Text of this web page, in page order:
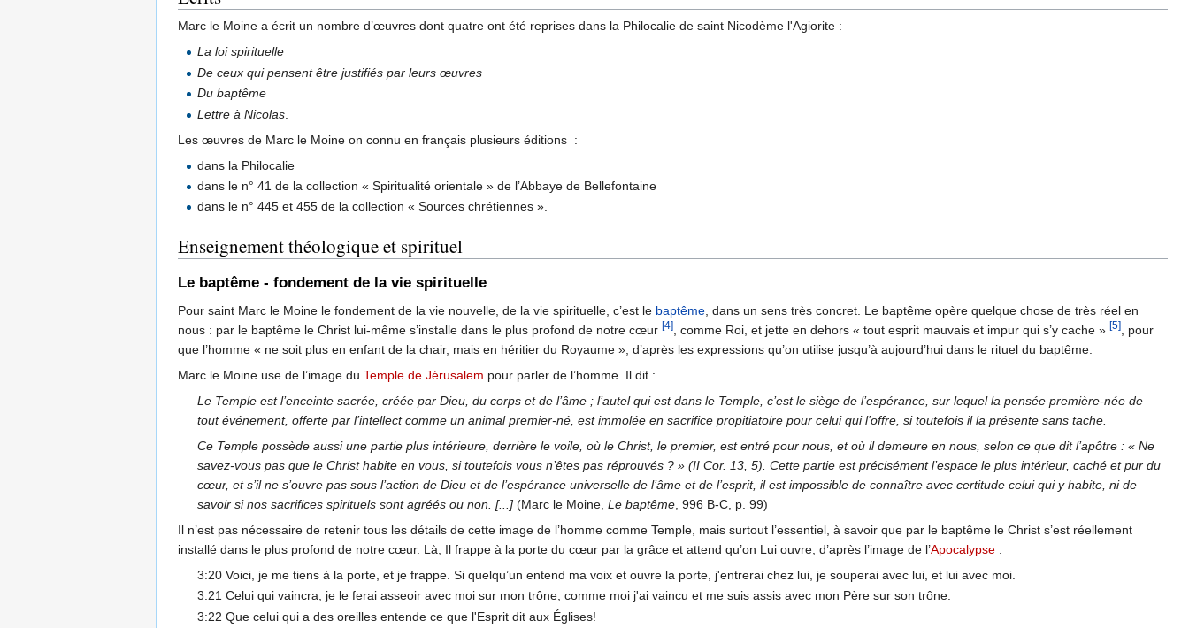
Marc le Moine a écrit un nombre d’œuvres dont quatre ont été reprises dans la Philocalie de saint Nicodème l'Agiorite :
La loi spirituelle
De ceux qui pensent être justifiés par leurs œuvres
Du baptême
Lettre à Nicolas
Les œuvres de Marc le Moine on connu en français plusieurs éditions :
dans la Philocalie
dans le n° 41 de la collection « Spiritualité orientale » de l’Abbaye de Bellefontaine
dans le n° 445 et 455 de la collection « Sources chrétiennes ».
Enseignement théologique et spirituel
Le baptême - fondement de la vie spirituelle
Pour saint Marc le Moine le fondement de la vie nouvelle, de la vie spirituelle, c’est le baptême , dans un sens très concret. Le baptême opère quelque chose de très réel en
nous : par le baptême le Christ lui-même s’installe dans le plus profond de notre cœur [4] , comme Roi, et jette en dehors « tout esprit mauvais et impur qui s’y cache » [5]
, pour
que l’homme « ne soit plus en enfant de la chair, mais en héritier du Royaume », d’après les expressions qu’on utilise jusqu’à aujourd’hui dans le rituel du baptême.
Marc le Moine use de l’image du Temple de Jérusalem pour parler de l’homme. Il dit :
Le Temple est l’enceinte sacrée, créée par Dieu, du corps et de l’âme ; l’autel qui est dans le Temple, c’est le siège de l’espérance, sur lequel la pensée première-née de
tout événement, offerte par l’intellect comme un animal premier-né, est immolée en sacrifice propitiatoire pour celui qui l’offre, si toutefois il la présente sans tache.
Ce Temple possède aussi une partie plus intérieure, derrière le voile, où le Christ, le premier, est entré pour nous, et où il demeure en nous, selon ce que dit l’apôtre : « Ne
savez-vous pas que le Christ habite en vous, si toutefois vous n’êtes pas réprouvés ? » (II Cor. 13, 5). Cette partie est précisément l’espace le plus intérieur, caché et pur du
cœur, et s’il ne s’ouvre pas sous l’action de Dieu et de l’espérance universelle de l’âme et de l’esprit, il est impossible de connaître avec certitude celui qui y habite, ni de
savoir si nos sacrifices spirituels sont agréés ou non. [...] (Marc le Moine,Le baptême , 996 B-C, p. 99)
Il n’est pas nécessaire de retenir tous les détails de cette image de l’homme comme Temple, mais surtout l’essentiel, à savoir que par le baptême le Christ s’est réellement
installé dans le plus profond de notre cœur. Là, Il frappe à la porte du cœur par la grâce et attend qu’on Lui ouvre, d’après l’image de l’Apocalypse :
3:20 Voici, je me tiens à la porte, et je frappe. Si quelqu’un entend ma voix et ouvre la porte, j'entrerai chez lui, je souperai avec lui, et lui avec moi.
3:21 Celui qui vaincra, je le ferai asseoir avec moi sur mon trône, comme moi j'ai vaincu et me suis assis avec mon Père sur son trône.
3:22 Que celui qui a des oreilles entende ce que l'Esprit dit aux Églises!